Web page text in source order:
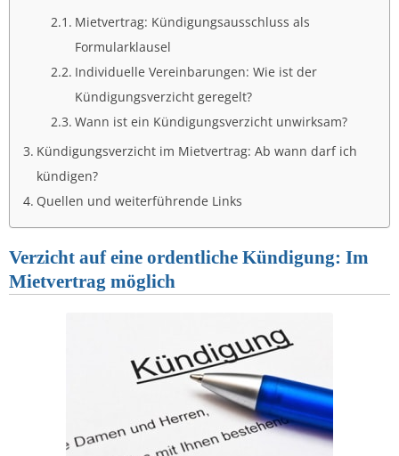
Mietvertrag: Kündigungsausschluss als
Formularklausel
Individuelle Vereinbarungen: Wie ist der
Kündigungsverzicht geregelt?
Wann ist ein Kündigungsverzicht unwirksam?
Kündigungsverzicht im Mietvertrag: Ab wann darf ich
kündigen?
Quellen und weiterführende Links
Verzicht auf eine ordentliche Kündigung: Im
Mietvertrag möglich